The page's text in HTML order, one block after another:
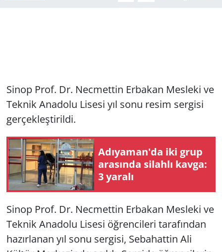
Sinop Prof. Dr. Necmettin Erbakan Mesleki ve
Teknik Anadolu Lisesi yıl sonu resim sergisi
gerçekleştirildi.
Adıyaman'da iki grup
arasında silahlı kavga:
3 yaralı
Sinop Prof. Dr. Necmettin Erbakan Mesleki ve
Teknik Anadolu Lisesi öğrencileri tarafından
hazırlanan yıl sonu sergisi, Sebahattin Ali